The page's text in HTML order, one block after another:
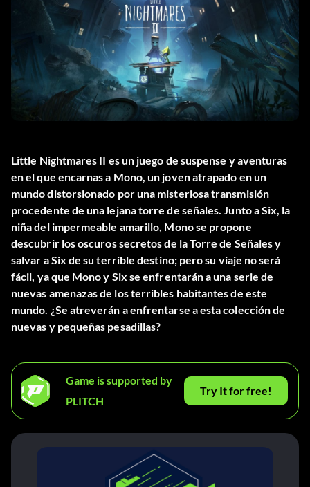
Little Nightmares II es un juego de suspense y aventuras
en el que encarnas a Mono, un joven atrapado en un
mundo distorsionado por una misteriosa transmisión
procedente de una lejana torre de señales. Junto a Six, la
niña del impermeable amarillo, Mono se propone
descubrir los oscuros secretos de la Torre de Señales y
salvar a Six de su terrible destino; pero su viaje no será
fácil, ya que Mono y Six se enfrentarán a una serie de
nuevas amenazas de los terribles habitantes de este
mundo. ¿Se atreverán a enfrentarse a esta colección de
nuevas y pequeñas pesadillas?
Game is supported by
PLITCH
Try It for free!